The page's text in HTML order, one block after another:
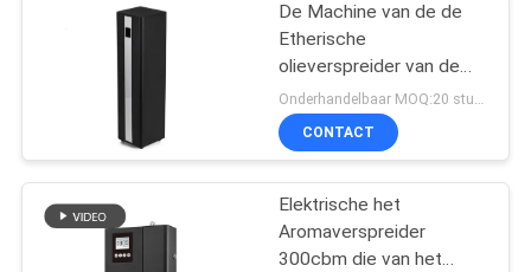
De Machine van de de
Etherische
olieverspreider van de
hotelhal 1500CBM 22W
500ml
Onderhandelbaar MOQ:20 stukken
CONTACT
Elektrische het
Aromaverspreider
300cbm die van het